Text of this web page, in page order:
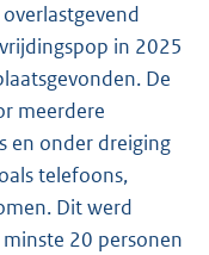
in 2025
De
meerdere
en onder dreiging
telefoons,
Dit werd
20 personen